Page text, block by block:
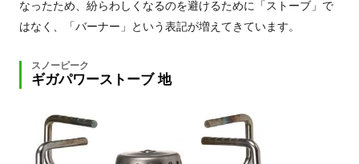
なったため、紛らわしくなるのを避けるために「ストーブ」で
はなく、「バーナー」という表記が増えてきています。
スノーピーク
ギガパワーストーブ 地